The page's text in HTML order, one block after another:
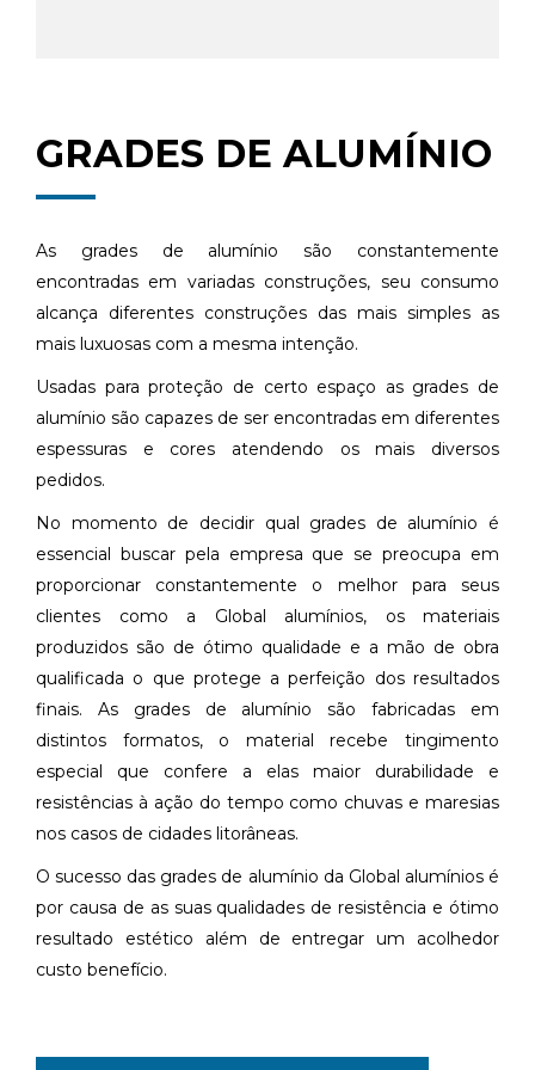
GRADES DE ALUMÍNIO
As grades de alumínio são constantemente
encontradas em variadas construções, seu consumo
alcança diferentes construções das mais simples as
mais luxuosas com a mesma intenção.
Usadas para proteção de certo espaço as grades de
alumínio são capazes de ser encontradas em diferentes
espessuras e cores atendendo os mais diversos
pedidos.
No momento de decidir qual grades de alumínio é
essencial buscar pela empresa que se preocupa em
proporcionar constantemente o melhor para seus
clientes como a Global alumínios, os materiais
produzidos são de ótimo qualidade e a mão de obra
qualificada o que protege a perfeição dos resultados
finais. As grades de alumínio são fabricadas em
distintos formatos, o material recebe tingimento
especial que confere a elas maior durabilidade e
resistências à ação do tempo como chuvas e maresias
nos casos de cidades litorâneas.
O sucesso das grades de alumínio da Global alumínios é
por causa de as suas qualidades de resistência e ótimo
resultado estético além de entregar um acolhedor
custo benefício.